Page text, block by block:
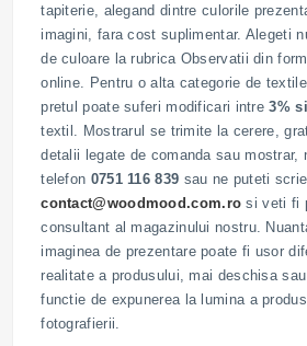
tapiterie, alegand dintre culorile
imagini, fara cost suplimentar. Alegeti
de culoare la rubrica Observatii din
online. Pentru o alta categorie de
pretul poate suferi modificari intre3%
textil. Mostrarul se trimite la cerere,
detalii legate de comanda sau mostrar,
telefon 0751 116 839 sau ne puteti
contact@woodmood.com.ro si veti fi
consultant al magazinului nostru.
imaginea de prezentare poate fi usor
realitate a produsului, mai deschisa
functie de expunerea la lumina a
fotografierii.